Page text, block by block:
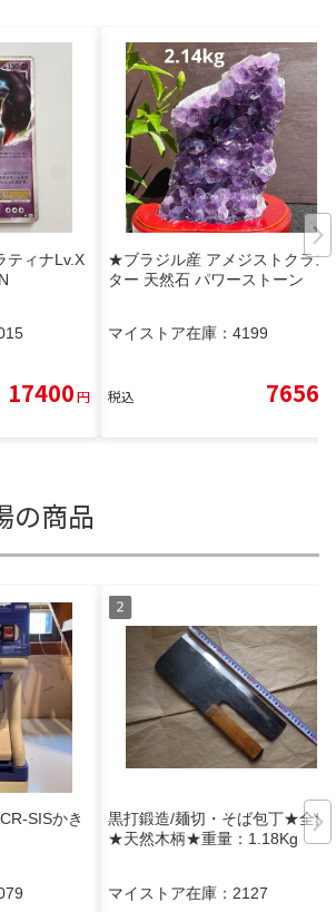
ティナLv.X
17400円
★ブラジル産 アメジストクラス
ター 天然石 パワーストーン
マイストア在庫： 4199
税込 7656
の商品
SISかき
黒打鍛造/麺切・そば包丁★全鋼
★天然木柄★重量：1.18Kg
マイストア在庫： 2127